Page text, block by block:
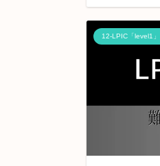
12-LPIC「level1」